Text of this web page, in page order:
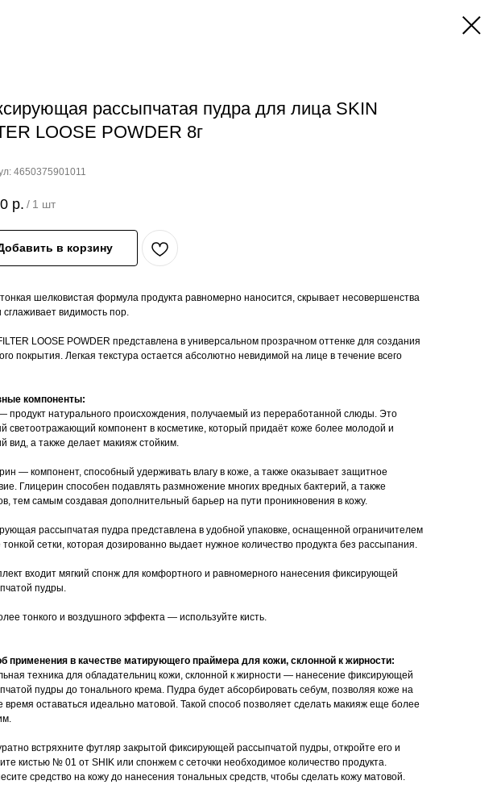
рассыпчатая пудра для лица SKIN
LOOSE POWDER 8г
4650375901011
р. / 1 шт
в корзину
шелковистая формула продукта равномерно наносится, скрывает несовершенства
сглаживает видимость пор.
LOOSE POWDER представлена в универсальном прозрачном оттенке для создания
покрытия. Легкая текстура остается абсолютно невидимой на лице в течение всего
компоненты:
продукт натурального происхождения, получаемый из переработанной слюды. Это
светоотражающий компонент в косметике, который придаёт коже более молодой и
вид, а также делает макияж стойким.
— компонент, способный удерживать влагу в коже, а также оказывает защитное
Глицерин способен подавлять размножение многих вредных бактерий, а также
тем самым создавая дополнительный барьер на пути проникновения в кожу.
рассыпчатая пудра представлена в удобной упаковке, оснащенной ограничителем
тонкой сетки, которая дозированно выдает нужное количество продукта без рассыпания.
входит мягкий спонж для комфортного и равномерного нанесения фиксирующей
пудры.
тонкого и воздушного эффекта — используйте кисть.
применения в качестве матирующего праймера для кожи, склонной к жирности:
техника для обладательниц кожи, склонной к жирности — нанесение фиксирующей
пудры до тонального крема. Пудра будет абсорбировать себум, позволяя коже на
время оставаться идеально матовой. Такой способ позволяет сделать макияж еще более
встряхните футляр закрытой фиксирующей рассыпчатой пудры, откройте его и
кистью № 01 от SHIK или спонжем с сеточки необходимое количество продукта.
средство на кожу до нанесения тональных средств, чтобы сделать кожу матовой.